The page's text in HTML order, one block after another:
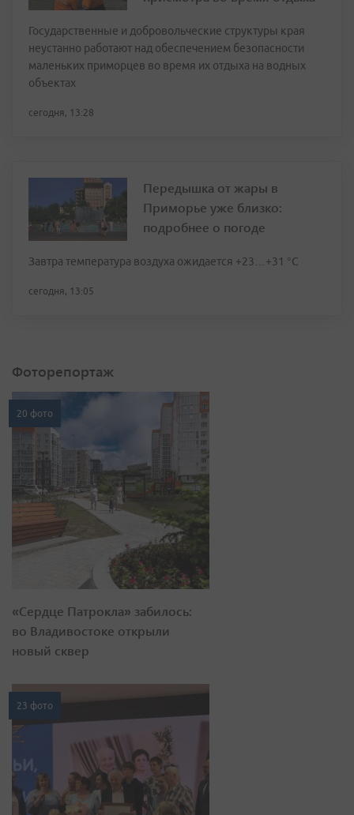
Государственные и добровольческие структуры края
неустанно работают над обеспечением безопасности
маленьких приморцев во время их отдыха на водных
объектах
сегодня, 13:28
Передышка от жары в
Приморье уже близко:
подробнее о погоде
Завтра температура воздуха ожидается +23…+31 °C
сегодня, 13:05
Фоторепортаж
20 фото
«Сердце Патрокла» забилось:
во Владивостоке открыли
новый сквер
23 фото